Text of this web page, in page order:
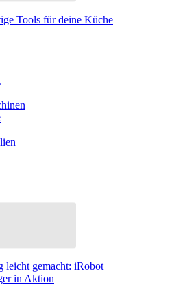
Tools für deine Küche
leicht gemacht: iRobot
in Aktion